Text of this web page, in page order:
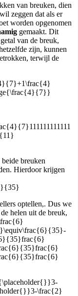
van breuken, dien
zeggen dat als er
worden opgenomen
gemaakt. Dit
van de breuk,
zijn, kunnen
terwijl de
breuken
Hierdoor krijgen
optellen,. Dus we
helen uit de breuk,
\frac{2}